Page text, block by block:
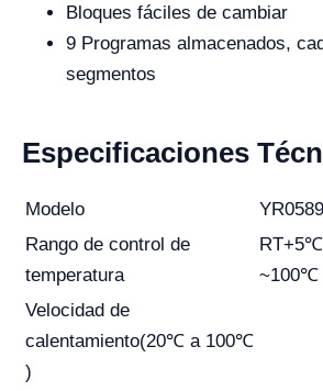
Bloques fáciles de cambiar
9 Programas almacenados,
segmentos
Especificaciones
Modelo
Rango de control de
temperatura
RT+5℃
~100℃
Velocidad de
calentamiento(20℃ a 100℃
)